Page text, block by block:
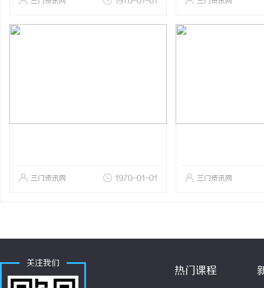
三门资讯网 1970-01-01 三门资讯网
关注我们
热门课程